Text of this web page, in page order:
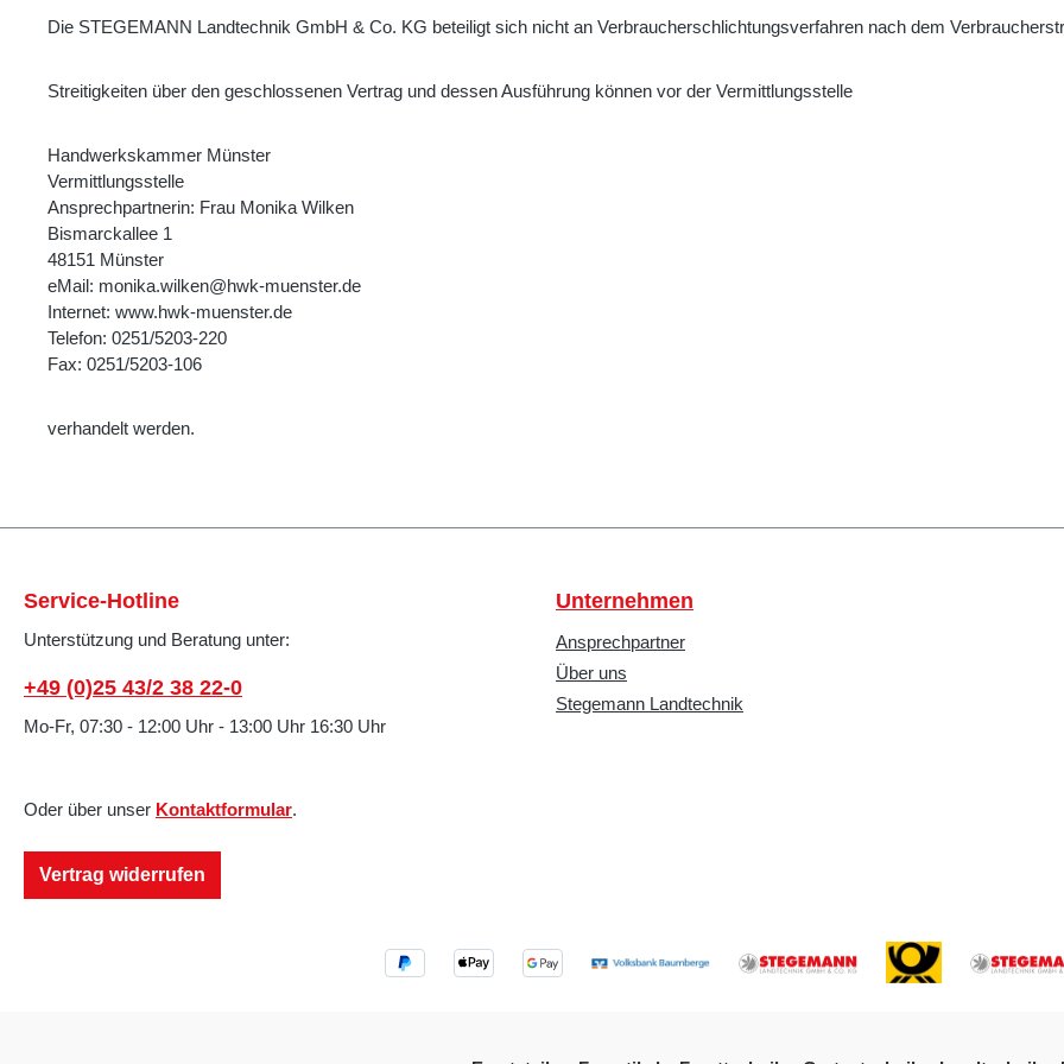
Die STEGEMANN Landtechnik GmbH & Co. KG beteiligt sich nicht an Verbraucherschlichtungsverfahren nach dem
Streitigkeiten über den geschlossenen Vertrag und dessen Ausführung können vor der Vermittlungsstelle
Handwerkskammer Münster
Vermittlungsstelle
Ansprechpartnerin: Frau Monika Wilken
Bismarckallee 1
48151 Münster
eMail: monika.wilken@hwk-muenster.de
Internet: www.hwk-muenster.de
Telefon: 0251/5203-220
Fax: 0251/5203-106
verhandelt werden.
Service-Hotline
Unterstützung und Beratung unter:
+49 (0)25 43/2 38 22-0
Mo-Fr, 07:30 - 12:00 Uhr - 13:00 Uhr 16:30 Uhr
Oder über unser Kontaktformular.
Vertrag widerrufen
Unternehmen
Ansprechpartner
Über uns
Stegemann Landtechnik